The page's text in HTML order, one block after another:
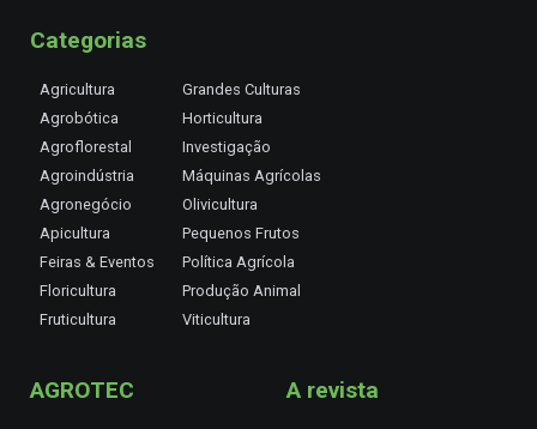
Categorias
Agricultura
Agrobótica
Agroflorestal
Agroindústria
Agronegócio
Apicultura
Feiras & Eventos
Floricultura
Fruticultura
Grandes Culturas
Horticultura
Investigação
Máquinas Agrícolas
Olivicultura
Pequenos Frutos
Política Agrícola
Produção Animal
Viticultura
AGROTEC A revista